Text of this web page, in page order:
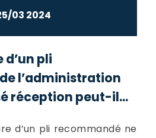
03 2024
pli
l’administration
réception peut-il...
d’un pli recommandé ne